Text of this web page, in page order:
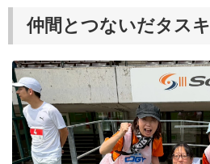
仲間とつないだタスキ